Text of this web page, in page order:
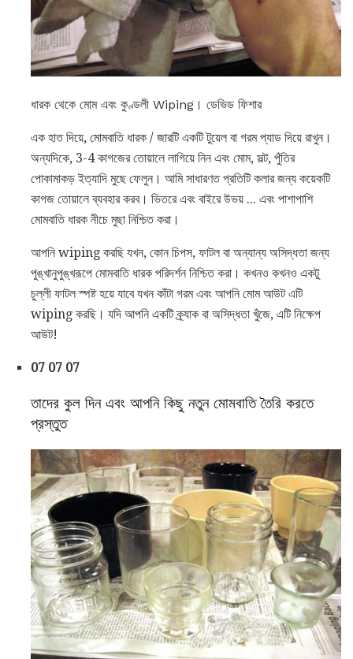
ধারক থেকে মোম এবং কুণ্ডলী Wiping। ডেভিড ফিশার
এক হাত দিয়ে, মোমবাতি ধারক / জারটি একটি টুয়েল বা গরম প্যাড দিয়ে রাখুন।
অন্যদিকে, 3-4 কাগজের তোয়ালে লাগিয়ে নিন এবং মোম, সল্ট, পুঁতির
পোকামাকড় ইত্যাদি মুছে ফেলুন। আমি সাধারণত প্রতিটি কলার জন্য কয়েকটি
কাগজ তোয়ালে ব্যবহার করব। ভিতরে এবং বাইরে উভয় ... এবং পাশাপাশি
মোমবাতি ধারক নীচে মুছা নিশ্চিত করা।
আপনি wiping করছি যখন, কোন চিপস, ফাটল বা অন্যান্য অসিদ্ধতা জন্য
পুঙ্খানুপুঙ্খরূপে মোমবাতি ধারক পরিদর্শন নিশ্চিত করা। কখনও কখনও একটু
চুল্লী ফাটল স্পষ্ট হয়ে যাবে যখন কাঁটা গরম এবং আপনি মোম আউট এটি
wiping করছি। যদি আপনি একটি ক্র্যাক বা অসিদ্ধতা খুঁজে, এটি নিক্ষেপ
আউট!
07 07 07
তাদের কুল দিন এবং আপনি কিছু নতুন মোমবাতি তৈরি করতে
প্রস্তুত